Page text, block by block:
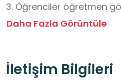
3. Öğrenciler öğretmen
halinde gezmelidir.
5. Müze içinde güvenlik
Daha Fazla Görüntüle
İletişim Bilgileri